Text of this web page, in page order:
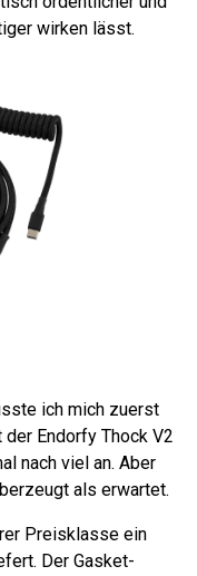
wirken lässt.
ich mich zuerst
Endorfy Thock V2
nach viel an. Aber
als erwartet.
Preisklasse ein
Der Gasket-